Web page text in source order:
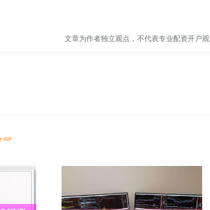
文章为作者独立观点，不代表专业配资开户